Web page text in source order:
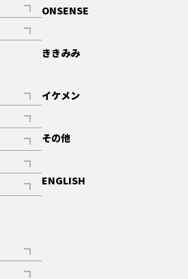
ONSENSE
ききみみ
イケメン
その他
ENGLISH